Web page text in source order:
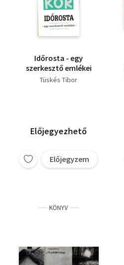
Időrosta - egy
szerkesztő emlékei
Tüskés Tibor
Előjegyezhető
Előjegyzem
KÖNYV